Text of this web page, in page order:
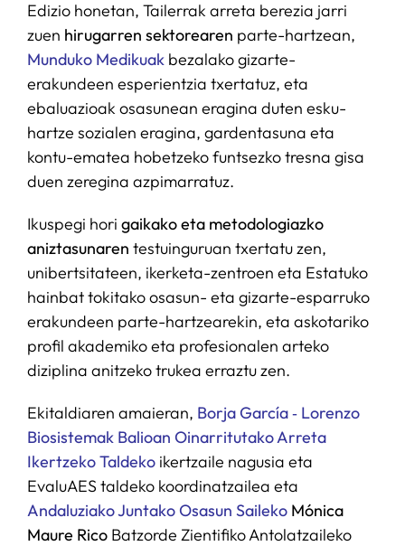
Edizio honetan, Tailerrak arreta berezia jarri
zuen hirugarren sektorearen parte-hartzean,
Munduko Medikuakbezalako gizarte-
erakundeen esperientzia txertatuz, eta
ebaluazioak osasunean eragina duten esku-
hartze sozialen eragina, gardentasuna eta
kontu-ematea hobetzeko funtsezko tresna gisa
duen zeregina azpimarratuz.
Ikuspegi hori gaikako eta metodologiazko
aniztasunaren testuinguruan txertatu zen,
unibertsitateen, ikerketa-zentroen eta Estatuko
hainbat tokitako osasun- eta gizarte-esparruko
erakundeen parte-hartzearekin, eta askotariko
profil akademiko eta profesionalen arteko
diziplina anitzeko trukea erraztu zen.
Ekitaldiaren amaieran, Borja García ‑ Lorenzo
Biosistemak Balioan Oinarritutako Arreta
Ikertzeko Taldekoikertzaile nagusia eta
EvaluAES taldeko koordinatzailea eta
Andaluziako Juntako Osasun Saileko Mónica
Maure RicoBatzorde Zientifiko Antolatzaileko